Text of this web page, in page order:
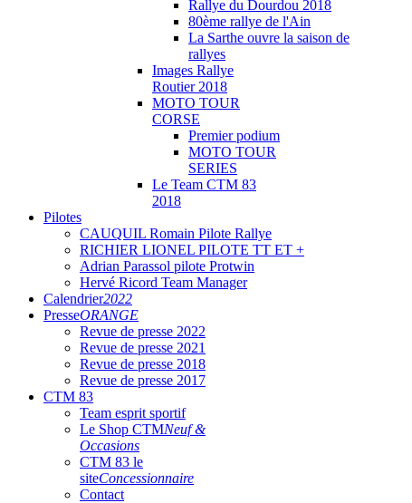
Rallye du Dourdou 2018
80ème rallye de l'Ain
La Sarthe ouvre la saison de
rallyes
Images Rallye
Routier 2018
MOTO TOUR
CORSE
Premier podium
MOTO TOUR
SERIES
Le Team CTM 83
2018
Pilotes
CAUQUIL Romain Pilote Rallye
RICHIER LIONEL PILOTE TT ET +
Adrian Parassol pilote Protwin
Hervé Ricord Team Manager
Calendrier2022
PresseORANGE
Revue de presse 2022
Revue de presse 2021
Revue de presse 2018
Revue de presse 2017
CTM 83
Team esprit sportif
Le Shop CTMNeuf &
Occasions
CTM 83 le
siteConcessionnaire
Contact